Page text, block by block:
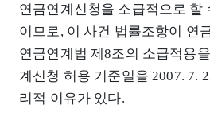
연금연계신청을 소급적으로 할
이므로, 이 사건 법률조항이 연
연금연계법 제8조의 소급적용
계신청 허용 기준일을 2007. 7.
리적 이유가 있다.